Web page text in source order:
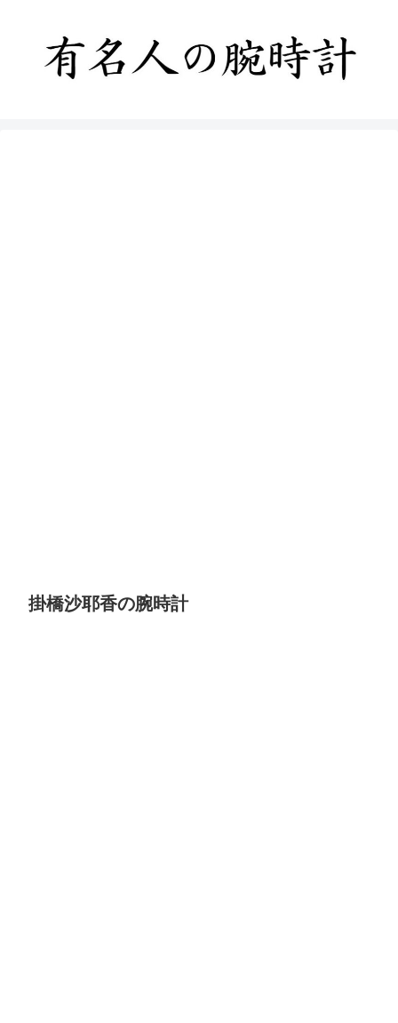
掛橋沙耶香の腕時計